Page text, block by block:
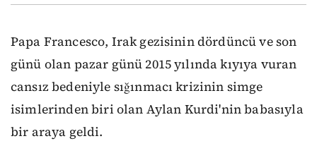
Papa Francesco, Irak gezisinin dördüncü ve son
günü olan pazar günü 2015 yılında kıyıya vuran
cansız bedeniyle sığınmacı krizinin simge
isimlerinden biri olan Aylan Kurdi'nin babasıyla
bir araya geldi.